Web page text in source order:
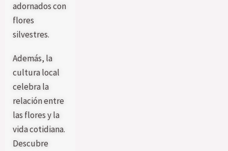
adornados con
flores
silvestres.
Además, la
cultura local
celebra la
relación entre
las flores y la
vida cotidiana.
Descubre